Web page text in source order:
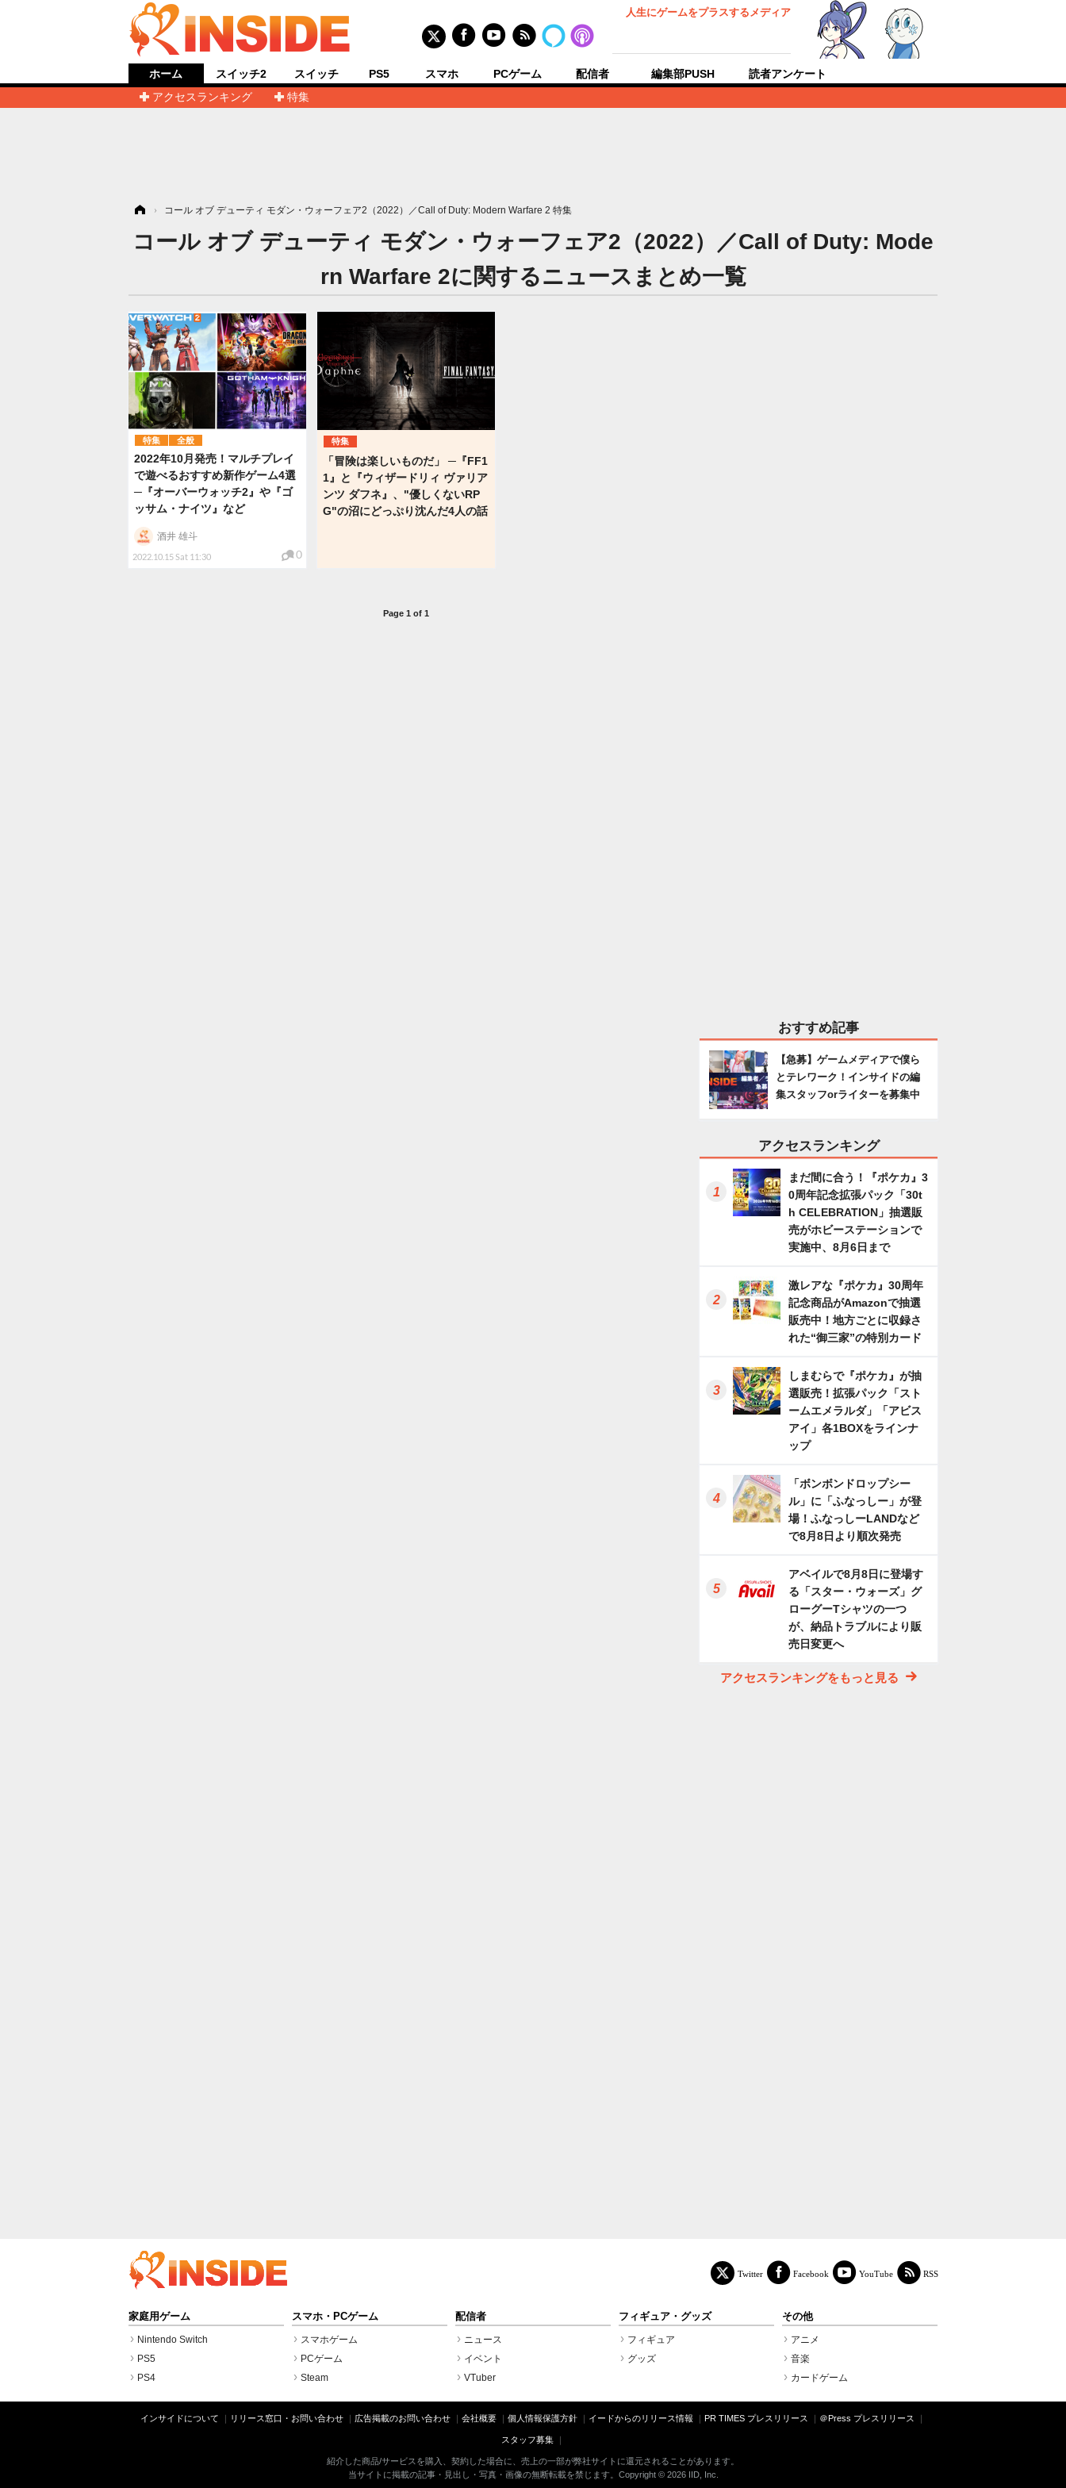
人生にゲームをプラスするメディア
ホーム
アクセスランキング
特集
スイッチ2 スイッチ PS5 スマホ PCゲーム 配信者 編集部PUSH 読者アンケート
› コール オブ デューティ モダン・ウォーフェア2（2022）／Call of Duty: Modern Warfare 2 特集
コール オブ デューティ モダン・ウォーフェア2（2022）／Call of Duty: Mode
rn Warfare 2に関するニュースまとめ一覧
特集 全般
2022年10月発売！マルチプレイ
で遊べるおすすめ新作ゲーム4選
─『オーバーウォッチ2』や『ゴ
ッサム・ナイツ』など
2022.10.15 Sat 11:30
酒井 雄斗
0
特集
「冒険は楽しいものだ」 ─『FF1
1』と『ウィザードリィ ヴァリア
ンツ ダフネ』、"優しくないRP
G"の沼にどっぷり沈んだ4人の話
Page 1 of 1
おすすめ記事
【急募】ゲームメディアで僕ら
とテレワーク！インサイドの編
集スタッフorライターを募集中
アクセスランキング
まだ間に合う！『ポケカ』3
0周年記念拡張パック「30t
h CELEBRATION」抽選販
売がホビーステーションで
実施中、8月6日まで
激レアな『ポケカ』30周年
記念商品がAmazonで抽選
販売中！地方ごとに収録さ
れた“御三家”の特別カード
しまむらで『ポケカ』が抽
選販売！拡張パック「スト
ームエメラルダ」「アビス
アイ」各1BOXをラインナ
ップ
「ボンボンドロップシー
ル」に「ふなっしー」が登
場！ふなっしーLANDなど
で8月8日より順次発売
アベイルで8月8日に登場す
る「スター・ウォーズ」グ
ローグーTシャツの一つ
が、納品トラブルにより販
売日変更へ
アクセスランキングをもっと見る
家庭用ゲーム
Nintendo Switch
PS5
PS4
スマホ・PCゲーム
スマホゲーム
PCゲーム
Steam
配信者
ニュース
イベント
VTuber
フィギュア・グッズ
フィギュア
グッズ
その他
アニメ
音楽
カードゲーム
Twitter Facebook YouTube RSS
インサイドについて リリース窓口・お問い合わせ 広告掲載のお問い合わせ 会社概要 個人情報保護方針 イードからのリリース情報 PR TIMES プレスリリース ＠Press プレスリリース
スタッフ募集
紹介した商品/サービスを購入、契約した場合に、売上の一部が弊社サイトに還元されることがあります。
当サイトに掲載の記事・見出し・写真・画像の無断転載を禁じます。Copyright © 2026 IID, Inc.